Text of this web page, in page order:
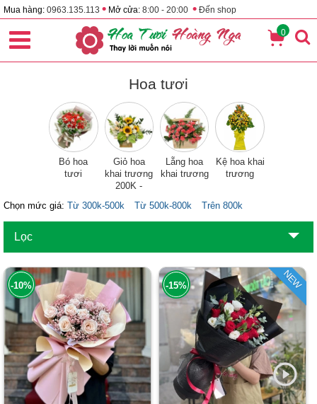
Mua hàng: 0963.135.113 • Mở cửa: 8:00 - 20:00 • Đến shop
0
Hoa tươi
Bó hoa
tươi
Giỏ hoa
khai trương
200K -
500K
Lẵng hoa
khai trương
Kệ hoa khai
trương
Chọn mức giá: Từ 300k-500k Từ 500k-800k Trên 800k
Lọc
-10% NEW
-15%